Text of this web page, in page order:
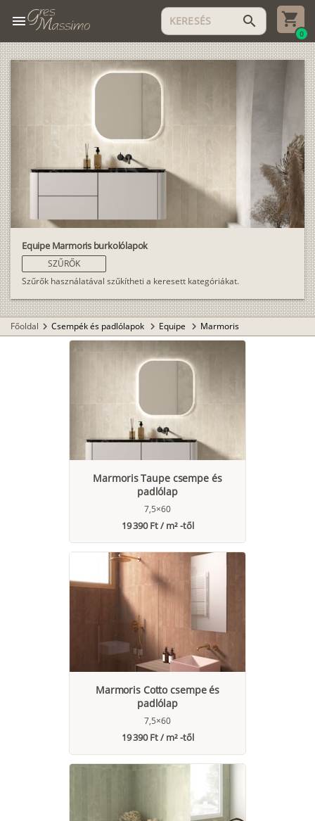
menu search
0
Equipe Marmoris burkolólapok
SZŰRŐK
Szűrők használatával szűkítheti a keresett kategóriákat.
Főoldal chevron_right Csempék és padlólapok chevron_right Equipe chevron_right Marmoris
Marmoris Taupe csempe és
padlólap
7,5×60
19 390 Ft / m² -től
Marmoris Cotto csempe és
padlólap
7,5×60
19 390 Ft / m² -től